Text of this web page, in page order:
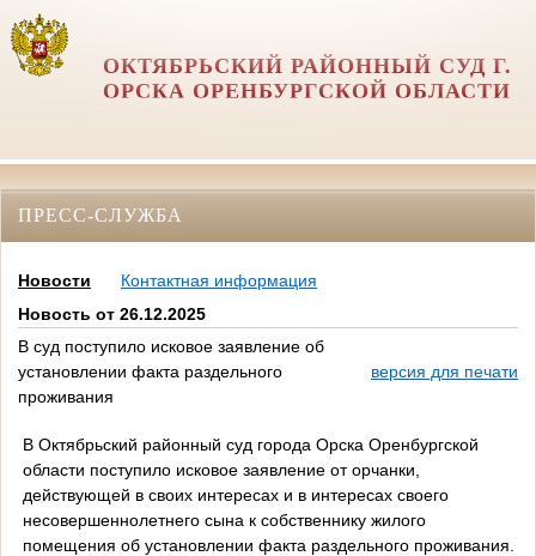
ОКТЯБРЬСКИЙ РАЙОННЫЙ СУД Г.
ОРСКА ОРЕНБУРГСКОЙ ОБЛАСТИ
ПРЕСС-СЛУЖБА
Новости
Контактная информация
Новость от 26.12.2025
В суд поступило исковое заявление об
установлении факта раздельного
проживания
версия для печати
В Октябрьский районный суд города Орска Оренбургской
области поступило исковое заявление от орчанки,
действующей в своих интересах и в интересах своего
несовершеннолетнего сына к собственнику жилого
помещения об установлении факта раздельного проживания.